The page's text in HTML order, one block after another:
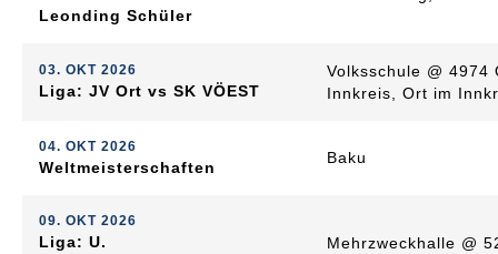
Leonding Schüler
03. OKT 2026
Liga: JV Ort vs SK VÖEST
Volksschule @ 4974
Innkreis, Ort im
04. OKT 2026
Weltmeisterschaften
Baku
09. OKT 2026
Liga: U.
Mehrzweckhalle @